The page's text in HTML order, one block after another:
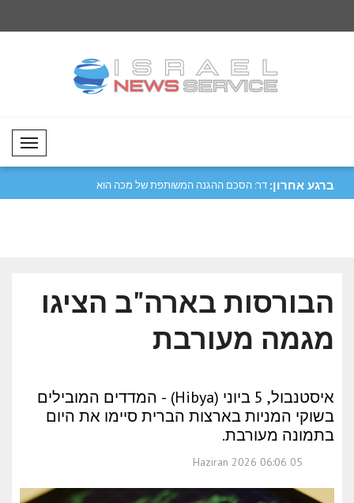
Mobil Menü
ברגע אחרון: דר: הסכם ההגנה המשותפת של מכה הוא לביקוריו
הבורסות בארה"ב הציגו
מגמה מעורבת
איסטנבול, 5 ביוני (Hibya) - המדדים המובילים
בשוקי המניות בארצות הברית סיימו את היום
בתמונה מעורבת.
05 Haziran 2026 06:06